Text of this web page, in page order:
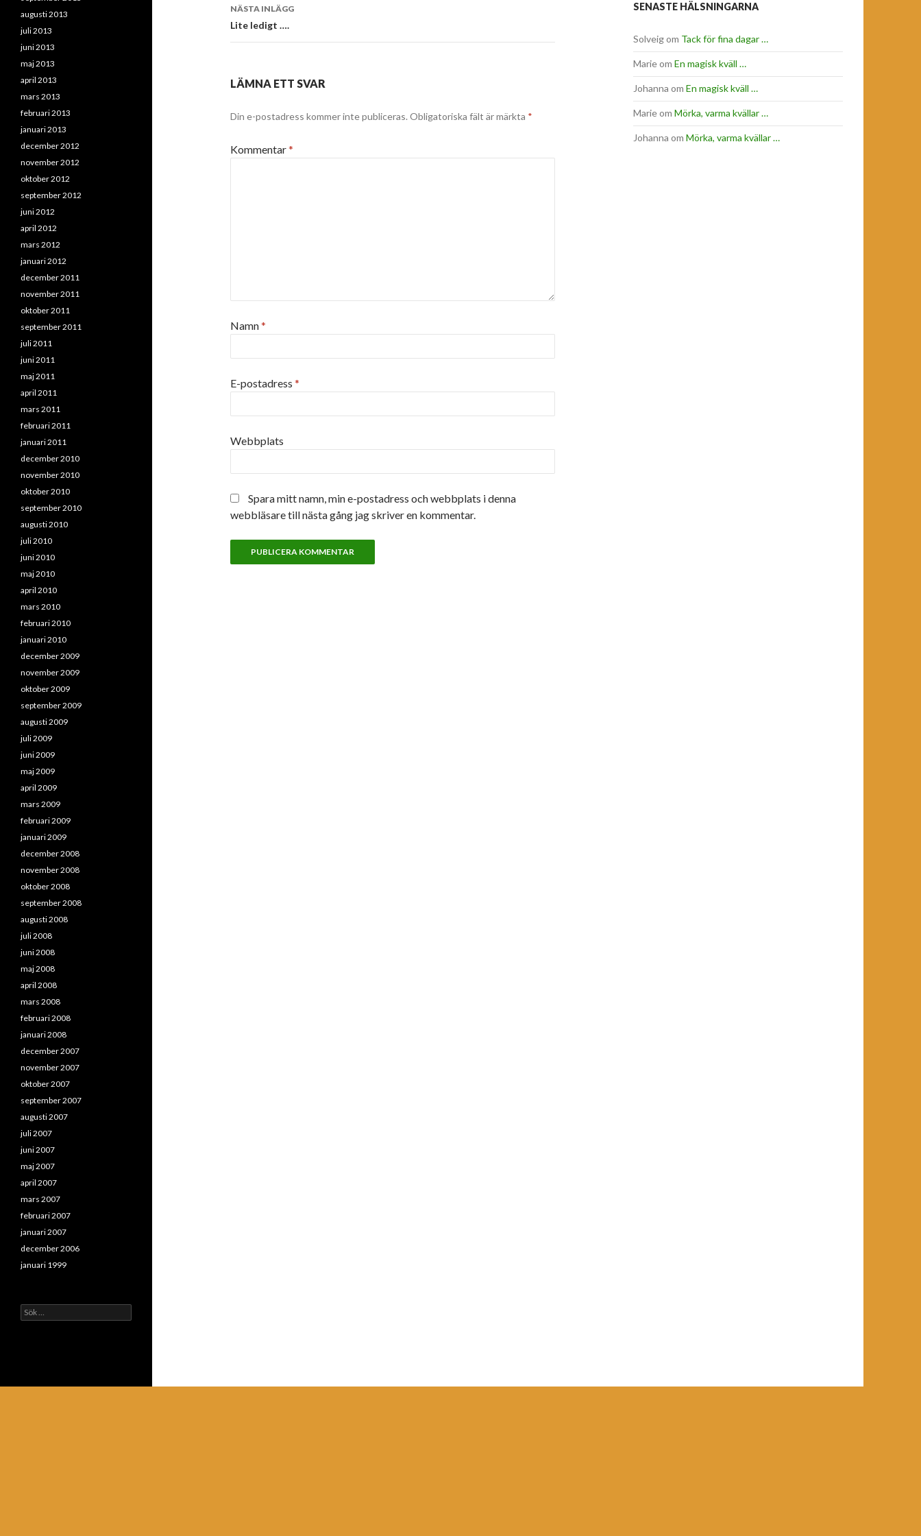
NÄSTA INLÄGG
Lite ledigt ….
LÄMNA ETT SVAR
Din e-postadress kommer inte publiceras. Obligatoriska fält är märkta *
Kommentar*
Namn*
E-postadress *
Webbplats
Spara mitt namn, min e-postadress och webbplats i denna
webbläsare till nästa gång jag skriver en kommentar.
SENASTE HÄLSNINGARNA
Solveigom Tack för fina dagar …
Marieom En magisk kväll …
Johanna om En magisk kväll …
Marieom Mörka, varma kvällar …
Johanna om Mörka, varma kvällar …
augusti 2013
juli 2013
juni 2013
maj 2013
april 2013
mars 2013
februari 2013
januari 2013
december 2012
november 2012
oktober 2012
september 2012
juni 2012
april 2012
mars 2012
januari 2012
december 2011
november 2011
oktober 2011
september 2011
juli 2011
juni 2011
maj 2011
april 2011
mars 2011
februari 2011
januari 2011
december 2010
november 2010
oktober 2010
september 2010
augusti 2010
juli 2010
juni 2010
maj 2010
april 2010
mars 2010
februari 2010
januari 2010
december 2009
november 2009
oktober 2009
september 2009
augusti 2009
juli 2009
juni 2009
maj 2009
april 2009
mars 2009
februari 2009
januari 2009
december 2008
november 2008
oktober 2008
september 2008
augusti 2008
juli 2008
juni 2008
maj 2008
april 2008
mars 2008
februari 2008
januari 2008
december 2007
november 2007
oktober 2007
september 2007
augusti 2007
juli 2007
juni 2007
maj 2007
april 2007
mars 2007
februari 2007
januari 2007
december 2006
januari 1999
Sök
efter: